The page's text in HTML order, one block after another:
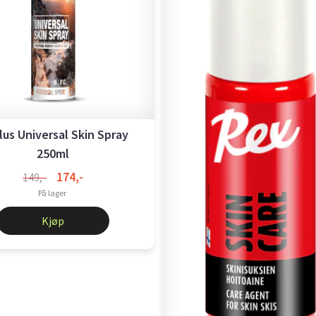
Universal Skin Spray
250ml
149,- 174,-
På lager
Kjøp